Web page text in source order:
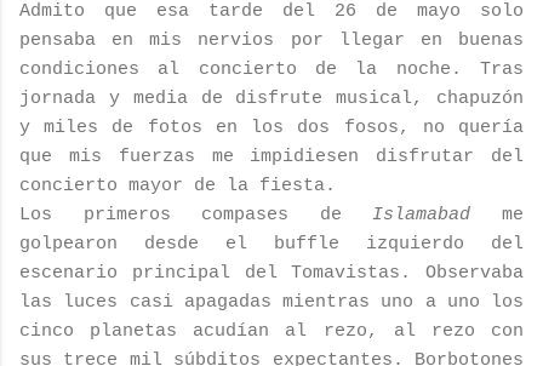
Admito que esa tarde del 26 de mayo solo
pensaba en mis nervios por llegar en buenas
condiciones al concierto de la noche. Tras
jornada y media de disfrute musical, chapuzón
y miles de fotos en los dos fosos, no quería
que mis fuerzas me impidiesen disfrutar del
concierto mayor de la fiesta.
Los primeros compases deIslamabad me
golpearon desde el buffle izquierdo del
escenario principal del Tomavistas. Observaba
las luces casi apagadas mientras uno a uno los
cinco planetas acudían al rezo, al rezo con
sus trece mil súbditos expectantes. Borbotones